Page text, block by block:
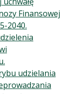
Finansowej
2040.
udzielania